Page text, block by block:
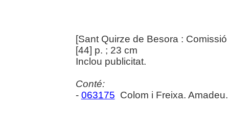
[Sant Quirze de Besora :
[44] p. ; 23 cm
Inclou publicitat.
Conté:
- 063175 Colom i Freixa.